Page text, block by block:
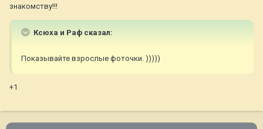
знакомству!!!
Ксюха и Раф сказал:
Показывайте взрослые фоточки. )))))
+1